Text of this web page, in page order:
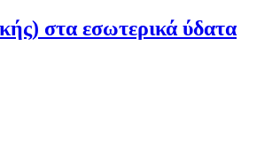
στα εσωτερικά ύδατα